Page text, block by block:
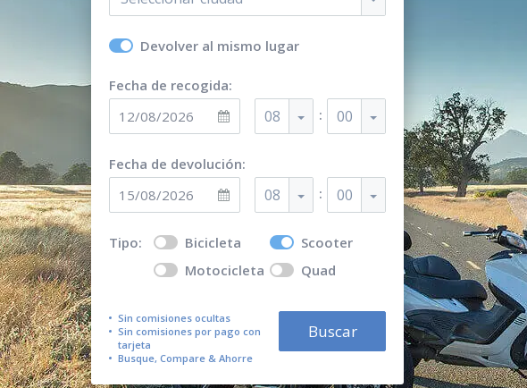
Devolver al mismo lugar
Fecha de recogida:
08 : 00
Fecha de devolución:
08 : 00
Tipo: Bicicleta
Scooter
Motocicleta
Quad
Sin comisiones ocultas
Sin comisiones por pago con
tarjeta
Busque, Compare & Ahorre
Buscar